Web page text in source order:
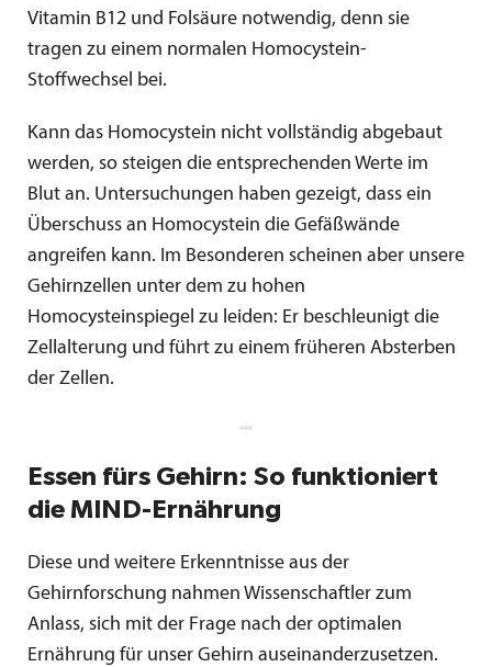
Vitamin B12 und Folsäure notwendig, denn sie
tragen zu einem normalen Homocystein-
Stoffwechsel bei.
Kann das Homocystein nicht vollständig abgebaut
werden, so steigen die entsprechenden Werte im
Blut an. Untersuchungen haben gezeigt, dass ein
Überschuss an Homocystein die Gefäßwände
angreifen kann. Im Besonderen scheinen aber unsere
Gehirnzellen unter dem zu hohen
Homocysteinspiegel zu leiden: Er beschleunigt die
Zellalterung und führt zu einem früheren Absterben
der Zellen.
Essen fürs Gehirn: So funktioniert
die MIND-Ernährung
Diese und weitere Erkenntnisse aus der
Gehirnforschung nahmen Wissenschaftler zum
Anlass, sich mit der Frage nach der optimalen
Ernährung für unser Gehirn auseinanderzusetzen.